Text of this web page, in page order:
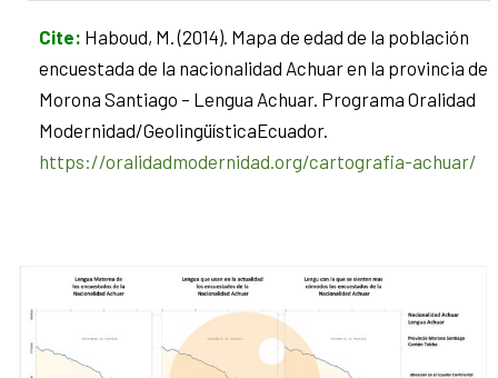
Cite: Haboud, M. (2014). Mapa de edad de la población
encuestada de la nacionalidad Achuar en la provincia de
Morona Santiago – Lengua Achuar. Programa Oralidad
Modernidad/GeolingüísticaEcuador.
https://oralidadmodernidad.org/cartografia-achuar/